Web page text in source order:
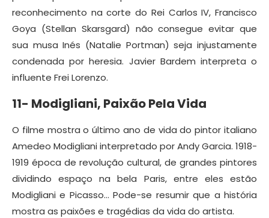
reconhecimento na corte do Rei Carlos IV, Francisco
Goya (Stellan Skarsgard) não consegue evitar que
sua musa Inés (Natalie Portman) seja injustamente
condenada por heresia. Javier Bardem interpreta o
influente Frei Lorenzo.
11- Modigliani, Paixão Pela Vida
O filme mostra o último ano de vida do pintor italiano
Amedeo Modigliani interpretado por Andy Garcia. 1918-
1919 época de revolução cultural, de grandes pintores
dividindo espaço na bela Paris, entre eles estão
Modigliani e Picasso… Pode-se resumir que a história
mostra as paixões e tragédias da vida do artista.